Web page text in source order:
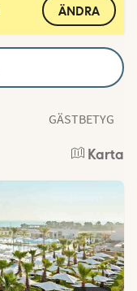
ÄNDRA
GÄSTBETYG
Karta